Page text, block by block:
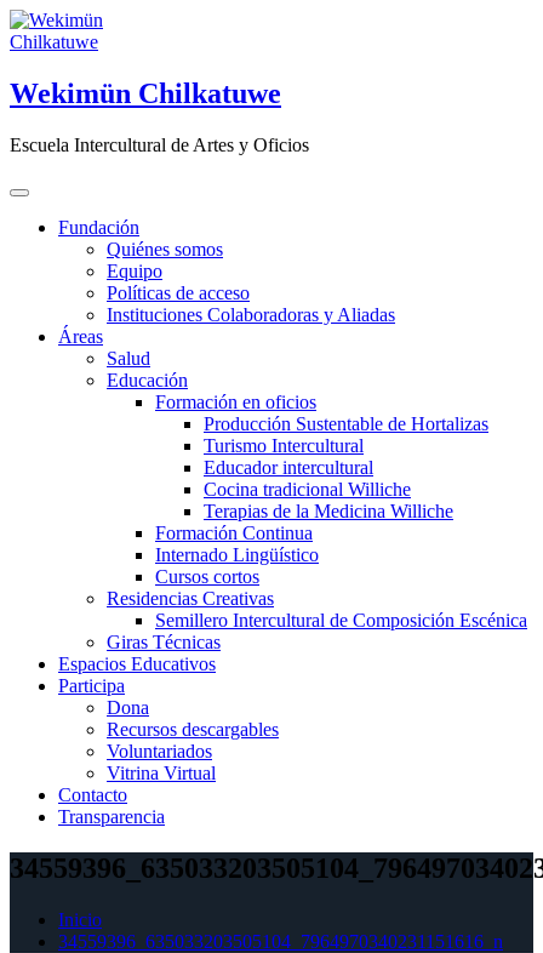
Saltar
al
Wekimün Chilkatuwe
Escuela Intercultural de Artes y Oficios
Fundación
Quiénes somos
Equipo
Políticas de acceso
Instituciones Colaboradoras y Aliadas
Áreas
Salud
Educación
Formación en oficios
Producción Sustentable de Hortalizas
Turismo Intercultural
Educador intercultural
Cocina tradicional Williche
Terapias de la Medicina Williche
Formación Continua
Internado Lingüístico
Cursos cortos
Residencias Creativas
Semillero Intercultural de Composición Escénica
Giras Técnicas
Espacios Educativos
Participa
Dona
Recursos descargables
Voluntariados
Vitrina Virtual
Contacto
Transparencia
Inicio
34559396_635033203505104_7964970340231151616_n